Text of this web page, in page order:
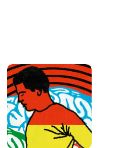
Julie
–
Anxiété
sévère